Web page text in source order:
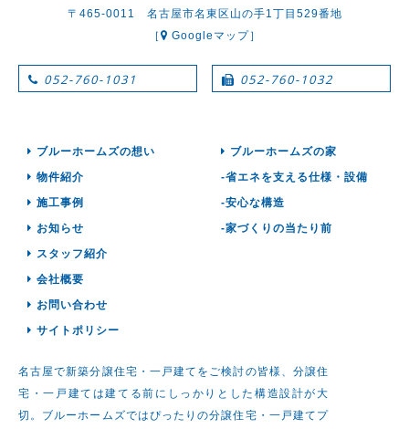
〒465-0011 名古屋市名東区山の手1丁目529番地
［
Googleマップ］
052-760-1031 052-760-1032
ブルーホームズの想い
物件紹介
施工事例
お知らせ
スタッフ紹介
ブルーホームズの家
-省エネを支える仕様・設備
-安心な構造
-家づくりの当たり前
会社概要
お問い合わせ
サイトポリシー
名古屋で新築分譲住宅・一戸建てをご検討の皆様、分譲住
宅・一戸建ては建てる前にしっかりとした構造設計が大
切。ブルーホームズではぴったりの分譲住宅・一戸建てプ